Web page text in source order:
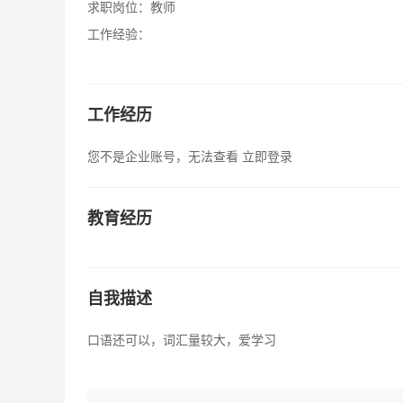
求职岗位： 教师
工作经验：
工作经历
您不是企业账号，无法查看 立即登录
教育经历
自我描述
口语还可以，词汇量较大，爱学习